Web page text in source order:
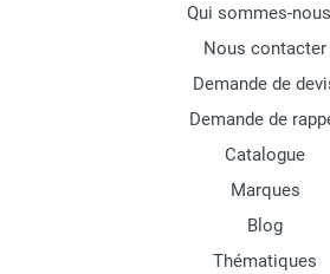
Qui sommes-
Nous contacter
Demande de
Demande de
Catalogue
Marques
Blog
Thématiques